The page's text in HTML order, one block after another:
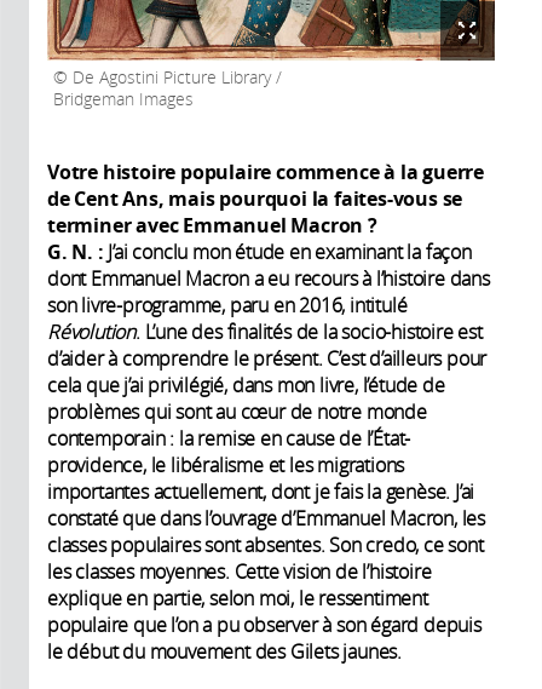
De Agostini Picture Library /
Bridgeman Images
Votre histoire populaire commence à la guerre
de Cent Ans, mais pourquoi la faites-vous se
terminer avec Emmanuel Macron ?
G. N. : J’ai conclu mon étude en examinant la façon
dont Emmanuel Macron a eu recours à l’histoire dans
son livre-programme, paru en 2016, intitulé
Révolution. L’une des finalités de la socio-histoire est
d’aider à comprendre le présent. C’est d’ailleurs pour
cela que j’ai privilégié, dans mon livre, l’étude de
problèmes qui sont au cœur de notre monde
contemporain : la remise en cause de l’État-
providence, le libéralisme et les migrations
importantes actuellement, dont je fais la genèse. J’ai
constaté que dans l’ouvrage d’Emmanuel Macron, les
classes populaires sont absentes. Son credo, ce sont
les classes moyennes. Cette vision de l’histoire
explique en partie, selon moi, le ressentiment
populaire que l’on a pu observer à son égard depuis
le début du mouvement des Gilets jaunes.